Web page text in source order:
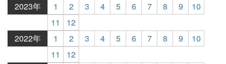
2023年
1 2 3 4 5 6 7 8 9
10
11
12
2022年
1 2 3 4 5 6 7 8 9
10
11
12